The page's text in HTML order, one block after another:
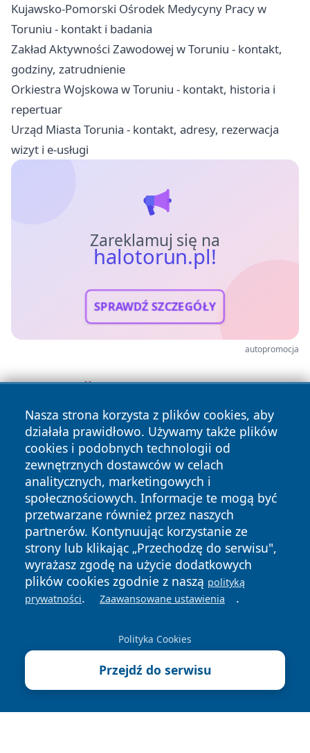
Kujawsko-Pomorski Ośrodek Medycyny Pracy w
Toruniu - kontakt i badania
Zakład Aktywności Zawodowej w Toruniu - kontakt,
godziny, zatrudnienie
Orkiestra Wojskowa w Toruniu - kontakt, historia i
repertuar
Urząd Miasta Torunia - kontakt, adresy, rezerwacja
wizyt i e-usługi
Zareklamuj się na
halotorun.pl!
SPRAWDŹ SZCZEGÓŁY
autopromocja
Nasza strona korzysta z plików cookies, aby
działała prawidłowo. Używamy także plików
cookies i podobnych technologii od
zewnętrznych dostawców w celach
analitycznych, marketingowych i
społecznościowych. Informacje te mogą być
przetwarzane również przez naszych
partnerów. Kontynuując korzystanie ze
strony lub klikając „Przechodzę do serwisu",
wyrażasz zgodę na użycie dodatkowych
plików cookies zgodnie z naszą polityką
prywatności. Zaawansowane ustawienia .
Polityka Cookies
Przejdź do serwisu
Copyright © 2026 halotorun.pl Wszystkie prawa zastrzeżone.
News Autorzy
Polityka
Prywatności
Polityka
Cookies